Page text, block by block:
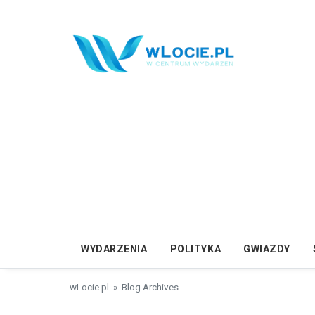
WYDARZENIA POLITYKA GWIAZDY
wLocie.pl » Blog Archives